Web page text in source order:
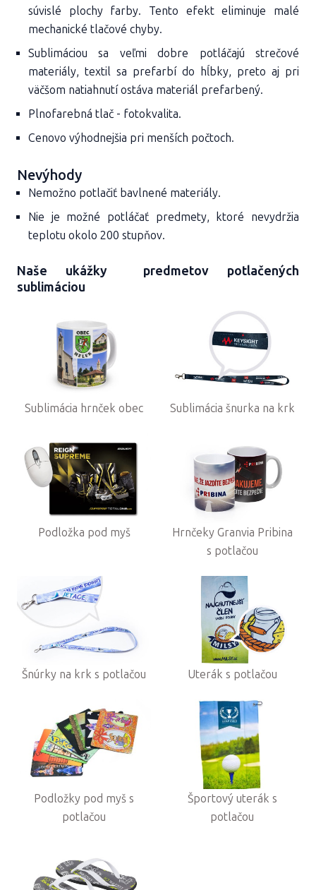
súvislé plochy farby. Tento efekt eliminuje malé
mechanické tlačové chyby.
Sublimáciou sa veľmi dobre potláčajú strečové
materiály, textil sa prefarbí do hĺbky, preto aj pri
väčšom natiahnutí ostáva materiál prefarbený.
Plnofarebná tlač - fotokvalita.
Cenovo výhodnejšia pri menších počtoch.
Nevýhody
Nemožno potlačiť bavlnené materiály.
Nie je možné potláčať predmety, ktoré nevydržia
teplotu okolo 200 stupňov.
Naše ukážky predmetov potlačených
sublimáciou
Sublimácia hrnček obec Sublimácia šnurka na krk
Podložka pod myš
Hrnčeky Granvia Pribina
s potlačou
Šnúrky na krk s potlačou Uterák s potlačou
Podložky pod myš s
potlačou
Športový uterák s
potlačou